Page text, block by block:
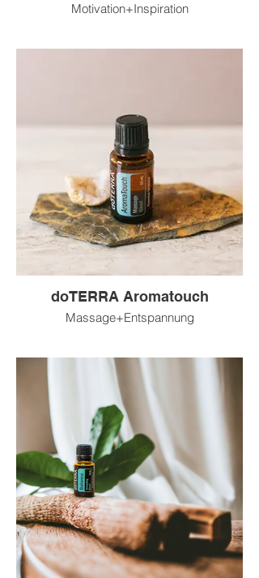
Motivation+Inspiration
doTERRA Aromatouch
Massage+Entspannung